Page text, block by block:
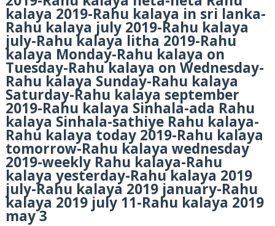
kalaya 2019-Rahu kalaya in sri lanka-
Rahu kalaya july 2019-Rahu kalaya
july-Rahu kalaya litha 2019-Rahu
kalaya Monday-Rahu kalaya on
Tuesday-Rahu kalaya on Wednesday-
Rahu kalaya Sunday-Rahu kalaya
Saturday-Rahu kalaya september
2019-Rahu kalaya Sinhala-ada Rahu
kalaya Sinhala-sathiye Rahu kalaya-
Rahu kalaya today 2019-Rahu kalaya
tomorrow-Rahu kalaya wednesday
2019-weekly Rahu kalaya-Rahu
kalaya yesterday-Rahu kalaya 2019
july-Rahu kalaya 2019 january-Rahu
kalaya 2019 july 11-Rahu kalaya 2019
may 3